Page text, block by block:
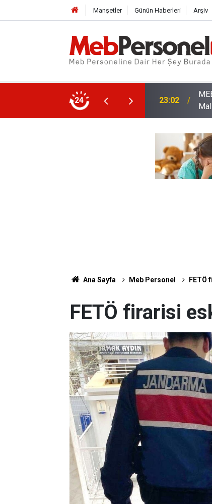
Manşetler Günün Haberleri Arşiv
24
Kadro Taleplerine Yanıt ve 2026-2027
22:32
Ana Sayfa Meb Personel FETÖ
FETÖ firarisi